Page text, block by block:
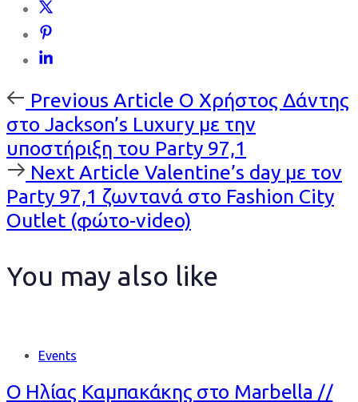
Previous
Article
Previous Article Ο Χρήστος Δάντης
στο Jackson’s Luxury με την
υποστήριξη του Party 97,1
Next
Article
Next Article Valentine’s day με τον
Party 97,1 ζωντανά στο Fashion City
Outlet (φώτο-video)
You may also like
Events
Ο Ηλίας Καμπακάκης στο Marbella //